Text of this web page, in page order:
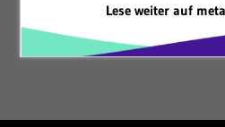
Lese weiter auf